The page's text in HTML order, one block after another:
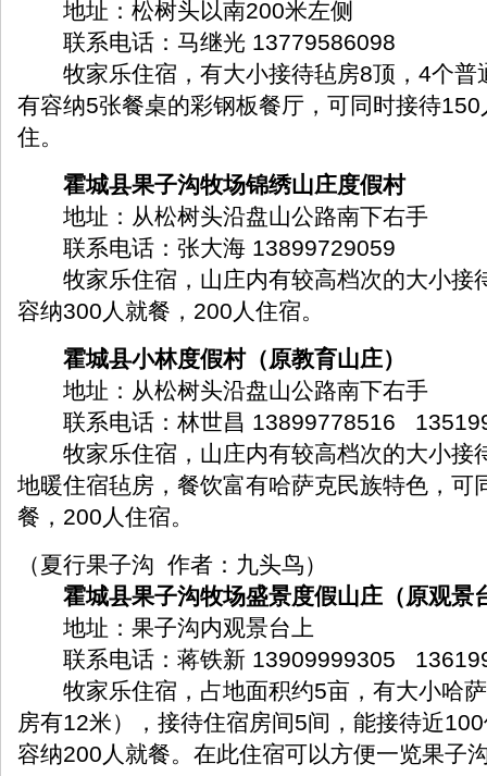
地址：松树头以南200米左侧
联系电话：马继光 13779586098
牧家乐住宿，有大小接待毡房8顶，4个普
有容纳5张餐桌的彩钢板餐厅，可同时接待
住。
霍城县果子沟牧场锦绣山庄度假村
地址：从松树头沿盘山公路南下右手
联系电话：张大海 13899729059
牧家乐住宿，山庄内有较高档次的大小接
容纳300人就餐，200人住宿。
霍城县小林度假村（原教育山庄）
地址：从松树头沿盘山公路南下右手
联系电话：林世昌 13899778516
牧家乐住宿，山庄内有较高档次的大小接
地暖住宿毡房，餐饮富有哈萨克民族特色，可
餐，200人住宿。
（夏行果子沟 作者：九头鸟）
霍城县果子沟牧场盛景度假山庄（原观景
地址：果子沟内观景台上
联系电话：蒋铁新 13909999305
牧家乐住宿，占地面积约5亩，有大小哈萨
房有12米），接待住宿房间5间，能接待近
容纳200人就餐。在此住宿可以方便一览果子